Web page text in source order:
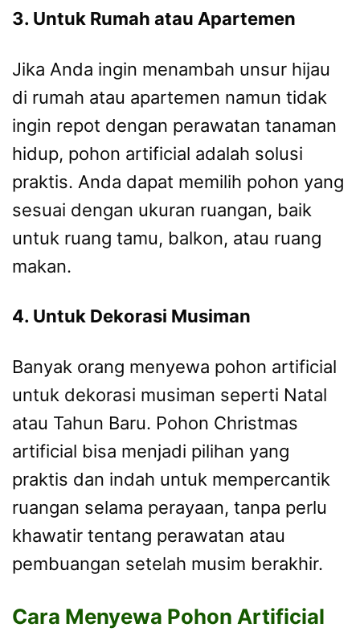
3. Untuk Rumah atau Apartemen
Jika Anda ingin menambah unsur hijau
di rumah atau apartemen namun tidak
ingin repot dengan perawatan tanaman
hidup, pohon artificial adalah solusi
praktis. Anda dapat memilih pohon yang
sesuai dengan ukuran ruangan, baik
untuk ruang tamu, balkon, atau ruang
makan.
4. Untuk Dekorasi Musiman
Banyak orang menyewa pohon artificial
untuk dekorasi musiman seperti Natal
atau Tahun Baru. Pohon Christmas
artificial bisa menjadi pilihan yang
praktis dan indah untuk mempercantik
ruangan selama perayaan, tanpa perlu
khawatir tentang perawatan atau
pembuangan setelah musim berakhir.
Cara Menyewa Pohon Artificial